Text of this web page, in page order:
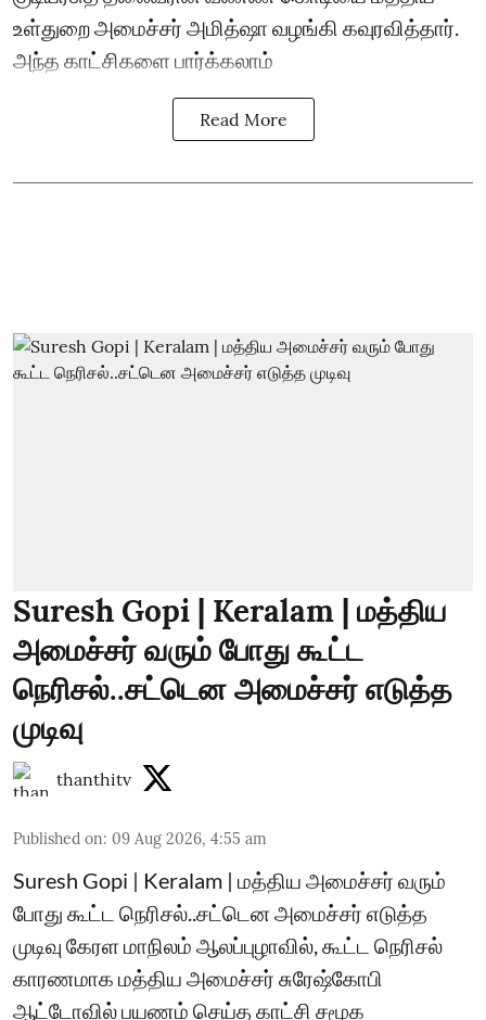
உள்துறை அமைச்சர் அமித்ஷா வழங்கி கவுரவித்தார்.
அந்த காட்சிகளை பார்க்கலாம்
Read More
Suresh Gopi | Keralam | மத்திய
அமைச்சர் வரும் போது கூட்ட
நெரிசல்..சட்டென அமைச்சர் எடுத்த
முடிவு
thanthitv
Published on: 09 Aug 2026, 4:55 am
Suresh Gopi | Keralam | மத்திய அமைச்சர் வரும்
போது கூட்ட நெரிசல்..சட்டென அமைச்சர் எடுத்த
முடிவு கேரள மாநிலம் ஆலப்புழாவில், கூட்ட நெரிசல்
காரணமாக மத்திய அமைச்சர் சுரேஷ்கோபி
ஆட்டோவில் பயணம் செய்த காட்சி சமூக